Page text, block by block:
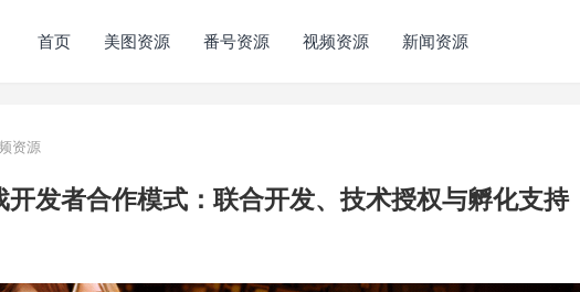
首页 美图资源 番号资源 视频资源 新闻资源
资源
开发者合作模式：联合开发、技术授权与孵化支持